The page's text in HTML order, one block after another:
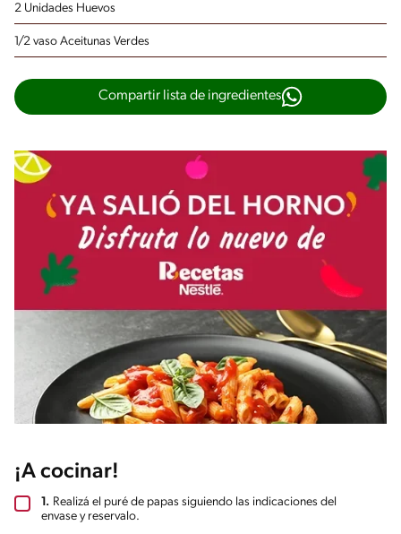
2 Unidades Huevos
1/2 vaso Aceitunas Verdes
Compartir lista de ingredientes
¡A cocinar!
1. Realizá el puré de papas siguiendo las indicaciones del
envase y reservalo.